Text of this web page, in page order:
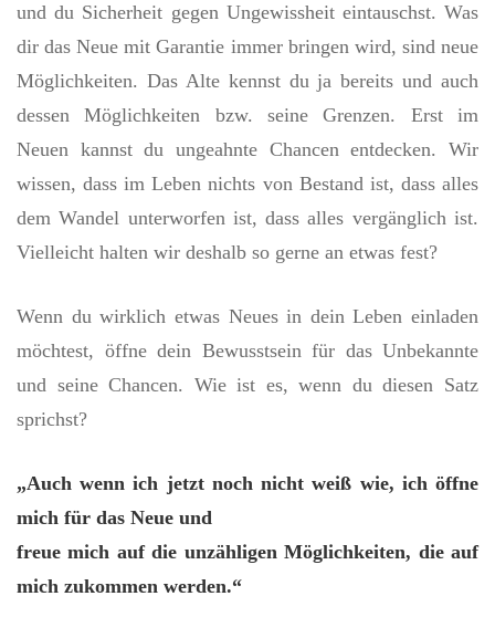
und du Sicherheit gegen Ungewissheit eintauschst. Was
dir das Neue mit Garantie immer bringen wird, sind neue
Möglichkeiten. Das Alte kennst du ja bereits und auch
dessen Möglichkeiten bzw. seine Grenzen. Erst im
Neuen kannst du ungeahnte Chancen entdecken. Wir
wissen, dass im Leben nichts von Bestand ist, dass alles
dem Wandel unterworfen ist, dass alles vergänglich ist.
Vielleicht halten wir deshalb so gerne an etwas fest?
Wenn du wirklich etwas Neues in dein Leben einladen
möchtest, öffne dein Bewusstsein für das Unbekannte
und seine Chancen. Wie ist es, wenn du diesen Satz
sprichst?
„Auch wenn ich jetzt noch nicht weiß wie, ich öffne
mich für das Neue und
freue mich auf die unzähligen Möglichkeiten, die auf
mich zukommen werden.“